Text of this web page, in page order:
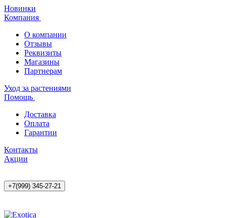
Новинки
Компания
О компании
Отзывы
Реквизиты
Магазины
Партнерам
Уход за растениями
Помощь
Доставка
Оплата
Гарантии
Контакты
Акции
+7(999) 345-27-21